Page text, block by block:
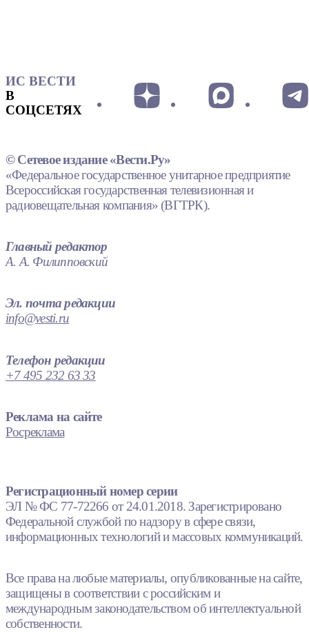
ИС ВЕСТИ
В
СОЦСЕТЯХ
© Сетевое издание «Вести.Ру»
«Федеральное государственное унитарное предприятие
Всероссийская государственная телевизионная и
радиовещательная компания» (ВГТРК).
Главный редактор
А. А. Филипповский
Эл. почта редакции
info@vesti.ru
Телефон редакции
+7 495 232 63 33
Реклама на сайте
Росреклама
Регистрационный номер серии
ЭЛ № ФС 77-72266 от 24.01.2018. Зарегистрировано
Федеральной службой по надзору в сфере связи,
информационных технологий и массовых коммуникаций.
Все права на любые материалы, опубликованные на сайте,
защищены в соответствии с российским и
международным законодательством об интеллектуальной
собственности.